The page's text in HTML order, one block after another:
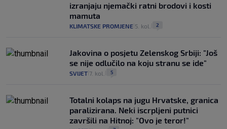
izranjaju njemački ratni brodovi i kosti
mamuta
KLIMATSKE PROMJENE 5. kol. 2
Jakovina o posjetu Zelenskog Srbiji: "Još
se nije odlučilo na koju stranu se ide"
SVIJET 7. kol. 5
Totalni kolaps na jugu Hrvatske, granica
paralizirana. Neki iscrpljeni putnici
završili na Hitnoj: "Ovo je teror!"